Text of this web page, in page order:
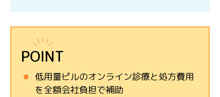
POINT
低用量ピルのオンライン診療と処方費用
を全額会社負担で補助